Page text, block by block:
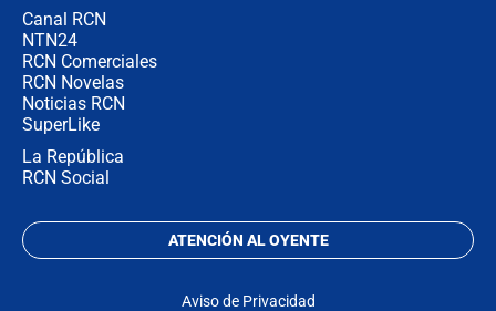
Canal RCN
NTN24
RCN Comerciales
RCN Novelas
Noticias RCN
SuperLike
La República
RCN Social
ATENCIÓN AL OYENTE
Aviso de Privacidad